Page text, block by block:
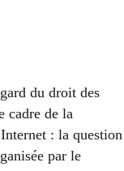
du droit des
cadre de la
: la question
par le